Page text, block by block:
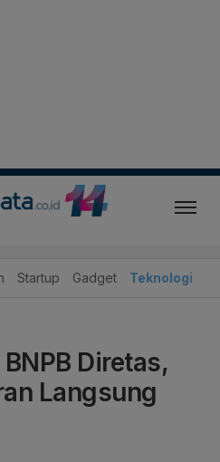
Startup Gadget Teknologi
Diretas,
Langsung